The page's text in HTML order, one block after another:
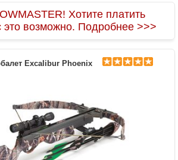
Хотите платить
возможно. Подробнее >>>
Excalibur Phoenix